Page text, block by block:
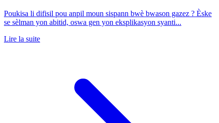
Poukisa li difisil pou anpil moun sispann bwè bwason gazez ? Èske
se sèlman yon abitid, oswa gen yon eksplikasyon syanti...
Lire la suite